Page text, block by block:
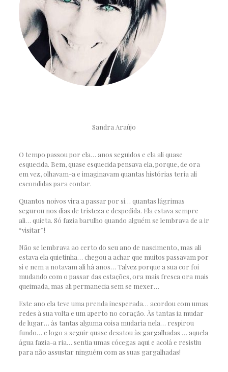
Sandra Araújo
O tempo passou por ela… anos seguidos e ela ali quase
esquecida. Bem, quase esquecida pensava ela, porque, de ora
em vez, olhavam-a e imaginavam quantas histórias teria ali
escondidas para contar.
Quantos noivos vira a passar por si… quantas lágrimas
segurou nos dias de tristeza e despedida. Ela estava sempre
ali… quieta. Só fazia barulho quando alguém se lembrava de a ir
“visitar”!
Não se lembrava ao certo do seu ano de nascimento, mas ali
estava ela quietinha… chegou a achar que muitos passavam por
si e nem a notavam ali há anos… Talvez porque a sua cor foi
mudando com o passar das estações, ora mais fresca ora mais
queimada, mas ali permanecia sem se mexer…
Este ano ela teve uma prenda inesperada… acordou com umas
redes à sua volta e um aperto no coração. Às tantas ia mudar
de lugar… às tantas alguma coisa mudaria nela… respirou
fundo… e logo a seguir quase desatou às gargalhadas … aquela
água fazia-a ria… sentia umas cócegas aqui e acolá e resistiu
para não assustar ninguém com as suas gargalhadas!